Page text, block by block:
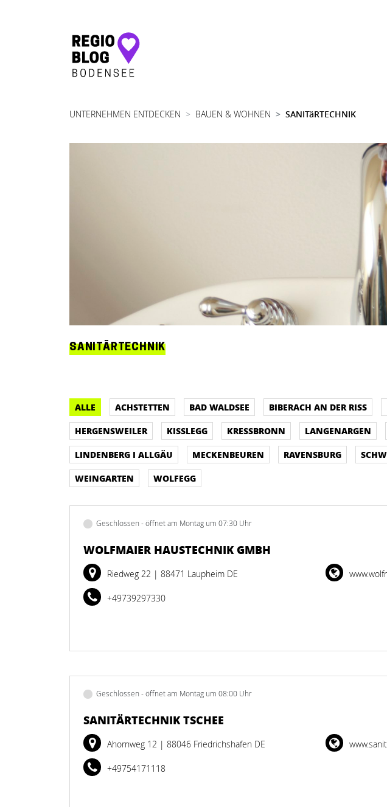
Hauptnavigation
UNTERNEHMEN ENTDECKEN BAUEN & WOHNEN SANITäRTECHNIK
SANITÄRTECHNIK
ALLE ACHSTETTEN BAD WALDSEE BIBERACH AN DER RISS
HERGENSWEILER
KISSLEGG KRESSBRONN LANGENARGEN
LINDENBERG I ALLGÄU
MECKENBEUREN RAVENSBURG
WEINGARTEN
WOLFEGG
Geschlossen - öffnet am Montag um 07:30 Uhr
WOLFMAIER HAUSTECHNIK GMBH
Riedweg 22 | 88471 Laupheim DE
+49739297330
Geschlossen - öffnet am Montag um 08:00 Uhr
SANITÄRTECHNIK TSCHEE
Ahornweg 12 | 88046 Friedrichshafen DE
+49754171118